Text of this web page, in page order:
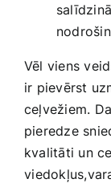
Vēl viens
ir pievērst
ceļvežiem.
pieredze
kvalitāti un